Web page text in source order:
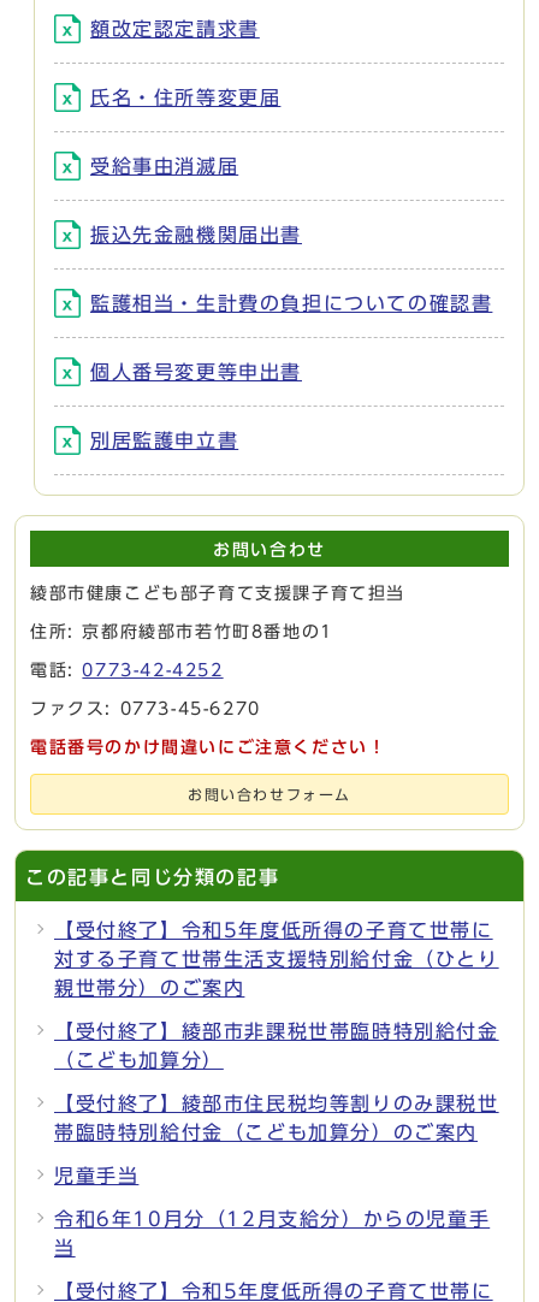
額改定認定請求書
氏名・住所等変更届
受給事由消滅届
振込先金融機関届出書
監護相当・生計費の負担についての確認書
個人番号変更等申出書
別居監護申立書
お問い合わせ
綾部市健康こども部子育て支援課子育て担当
住所: 京都府綾部市若竹町8番地の1
電話:0773-42-4252
ファクス: 0773-45-6270
電話番号のかけ間違いにご注意ください！
お問い合わせフォーム
この記事と同じ分類の記事
【受付終了】令和5年度低所得の子育て世帯に
対する子育て世帯生活支援特別給付金（ひとり
親世帯分）のご案内
【受付終了】綾部市非課税世帯臨時特別給付金
（こども加算分）
【受付終了】綾部市住民税均等割りのみ課税世
帯臨時特別給付金（こども加算分）のご案内
児童手当
令和6年10月分（12月支給分）からの児童手
当
【受付終了】令和5年度低所得の子育て世帯に